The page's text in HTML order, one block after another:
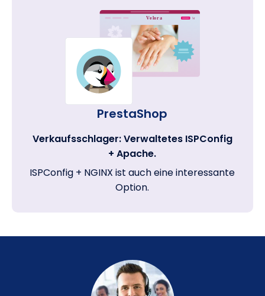
PrestaShop
Verkaufsschlager: Verwaltetes ISPConfig
+ Apache.
ISPConfig + NGINX ist auch eine interessante
Option.